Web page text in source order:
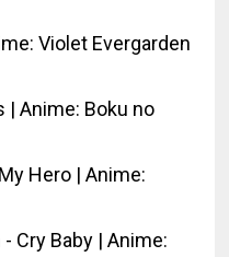
Violet Evergarden
| Anime: Boku no
Hero | Anime:
Cry Baby | Anime: